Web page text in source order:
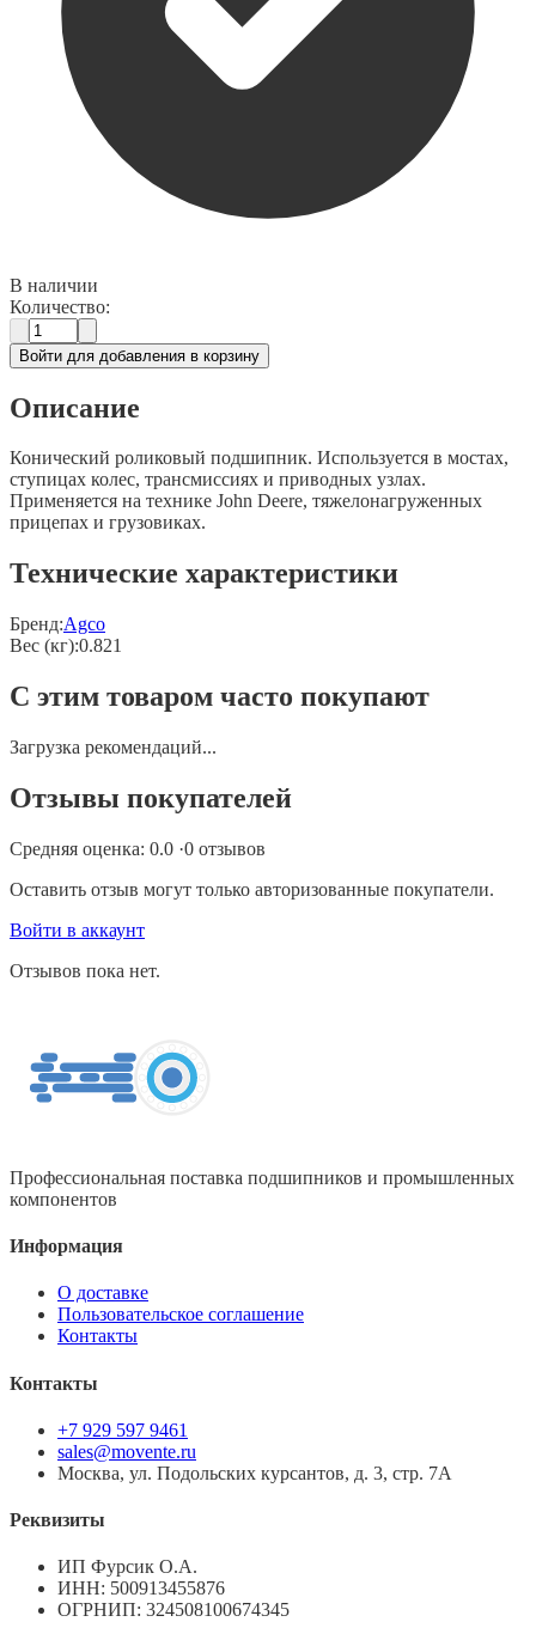
В наличии
Количество:
Войти для добавления в корзину
Описание
Конический роликовый подшипник. Используется в мостах,
ступицах колес, трансмиссиях и приводных узлах.
Применяется на технике John Deere, тяжелонагруженных
прицепах и грузовиках.
Технические характеристики
Бренд:Agco
Вес (кг):0.821
С этим товаром часто покупают
Загрузка рекомендаций...
Отзывы покупателей
Средняя оценка: 0.0 ·0 отзывов
Оставить отзыв могут только авторизованные покупатели.
Войти в аккаунт
Отзывов пока нет.
Профессиональная поставка подшипников и промышленных
компонентов
Информация
О доставке
Пользовательское соглашение
Контакты
Контакты
+7 929 597 9461
sales@movente.ru
Москва, ул. Подольских курсантов, д. 3, стр. 7А
Реквизиты
ИП Фурсик О.А.
ИНН: 500913455876
ОГРНИП: 324508100674345